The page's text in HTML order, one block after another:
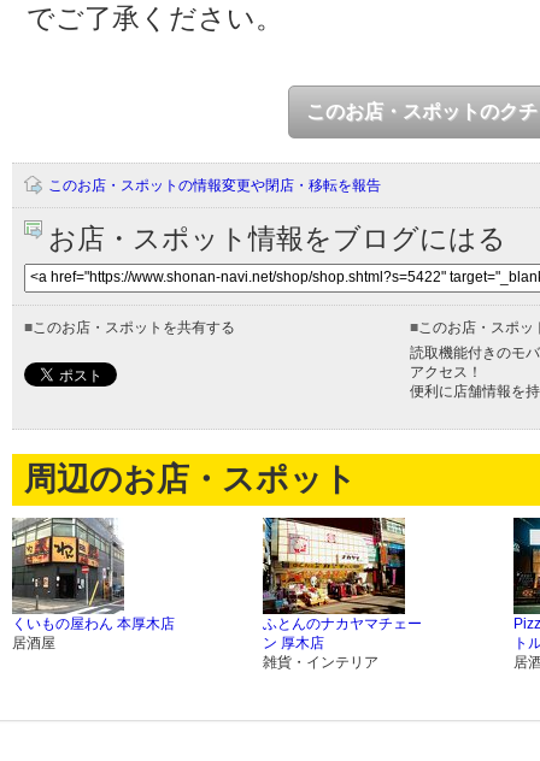
でご了承ください。
このお店・スポットのク
このお店・スポットの情報変更や閉店・移転を報告
お店・スポット情報をブログにはる
■ このお店・スポットを共有する ■ このお店・スポ
読取機能付きのモ
アクセス！
便利に店舗情報を
周辺のお店・スポット
くいもの屋わん 本厚木店
居酒屋
ふとんのナカヤマチェー
ン 厚木店
雑貨・インテリア
ト
居